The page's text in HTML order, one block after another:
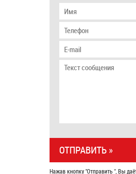
Нажав кнопку "Отправить ", Вы